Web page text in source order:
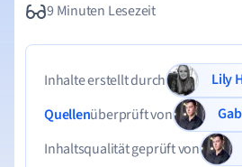
9 Minuten Lesezeit
Inhalte erstellt durch
Quellenüberprüft von
Inhaltsqualität geprüft von